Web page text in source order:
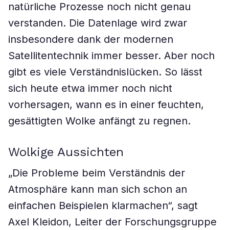
natürliche Prozesse noch nicht genau
verstanden. Die Datenlage wird zwar
insbesondere dank der modernen
Satellitentechnik immer besser. Aber noch
gibt es viele Verständnislücken. So lässt
sich heute etwa immer noch nicht
vorhersagen, wann es in einer feuchten,
gesättigten Wolke anfängt zu regnen.
Wolkige Aussichten
„Die Probleme beim Verständnis der
Atmosphäre kann man sich schon an
einfachen Beispielen klarmachen“, sagt
Axel Kleidon, Leiter der Forschungsgruppe